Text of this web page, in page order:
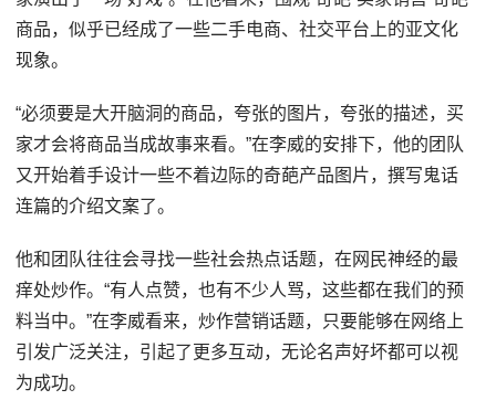
商品，似乎已经成了一些二手电商、社交平台上的亚文化
现象。
“必须要是大开脑洞的商品，夸张的图片，夸张的描述，买
家才会将商品当成故事来看。”在李威的安排下，他的团队
又开始着手设计一些不着边际的奇葩产品图片，撰写鬼话
连篇的介绍文案了。
他和团队往往会寻找一些社会热点话题，在网民神经的最
痒处炒作。“有人点赞，也有不少人骂，这些都在我们的预
料当中。”在李威看来，炒作营销话题，只要能够在网络上
引发广泛关注，引起了更多互动，无论名声好坏都可以视
为成功。